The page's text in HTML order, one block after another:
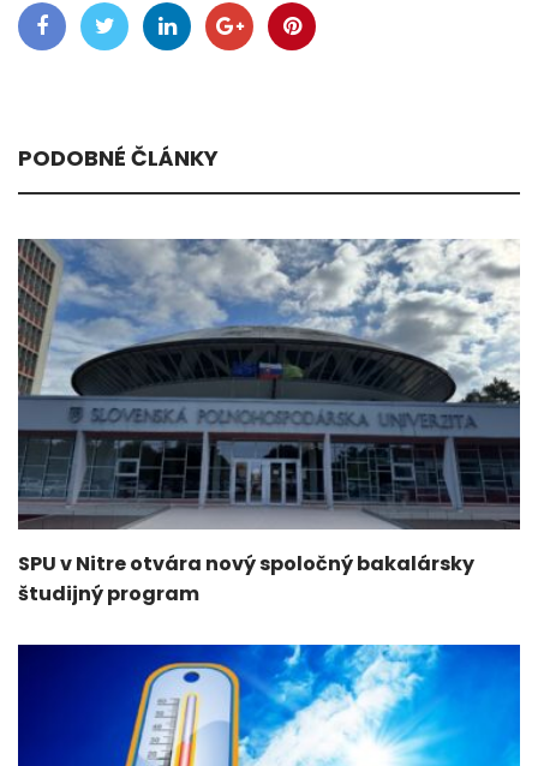
PODOBNÉ ČLÁNKY
SPU v Nitre otvára nový spoločný bakalársky
študijný program